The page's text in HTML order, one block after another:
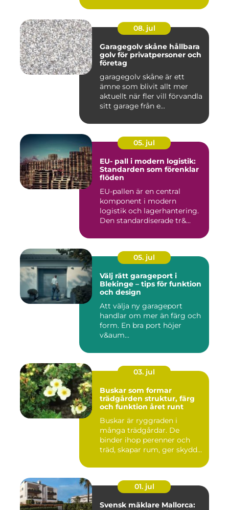
08. jul
Garagegolv skåne hållbara
golv för privatpersoner och
företag
garagegolv skåne är ett
ämne som blivit allt mer
aktuellt när fler vill förvandla
sitt garage från e...
05. jul
EU- pall i modern logistik:
Standarden som förenklar
flöden
EU-pallen är en central
komponent i modern
logistik och lagerhantering.
Den standardiserade tr&...
05. jul
Välj rätt garageport i
Blekinge – tips för funktion
och design
Att välja ny garageport
handlar om mer än färg och
form. En bra port höjer
v&aum...
03. jul
Buskar som formar
trädgården struktur, färg
och funktion året runt
Buskar är ryggraden i
många trädgårdar. De
binder ihop perenner och
träd, skapar rum, ger skydd
01. jul
Svensk mäklare Mallorca: